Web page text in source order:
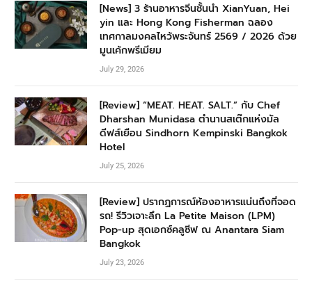
[News] 3 ร้านอาหารจีนชั้นนำ XianYuan, Hei
yin และ Hong Kong Fisherman ฉลอง
เทศกาลมงคลไหว้พระจันทร์ 2569 / 2026 ด้วย
มูนเค้กพรีเมียม
July 29, 2026
[Review] “MEAT. HEAT. SALT.” กับ Chef
Dharshan Munidasa ตำนานสเต๊กแห่งมัล
ดีฟส์เยือน Sindhorn Kempinski Bangkok
Hotel
July 25, 2026
[Review] ปรากฏการณ์ห้องอาหารแน่นถึงที่จอด
รถ! รีวิวเจาะลึก La Petite Maison (LPM)
Pop-up สุดเอกซ์คลูซีฟ ณ Anantara Siam
Bangkok
July 23, 2026